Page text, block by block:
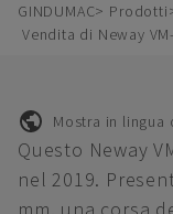
GINDUMAC Prodotti
Vendita di Neway
Mostra in lingua
Questo Neway
nel 2019.